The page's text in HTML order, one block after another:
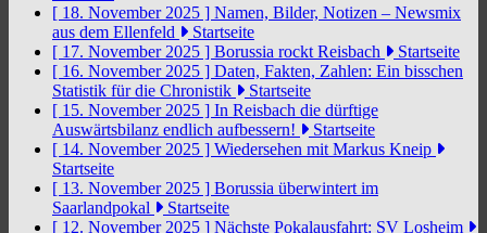
[ 18. November 2025 ] Namen, Bilder, Notizen – Newsmix
aus dem Ellenfeld
Startseite
[ 17. November 2025 ] Borussia rockt Reisbach
Startseite
[ 16. November 2025 ] Daten, Fakten, Zahlen: Ein bisschen
Statistik für die Chronistik
Startseite
[ 15. November 2025 ] In Reisbach die dürftige
Auswärtsbilanz endlich aufbessern!
Startseite
[ 14. November 2025 ] Wiedersehen mit Markus Kneip
Startseite
[ 13. November 2025 ] Borussia überwintert im
Saarlandpokal
Startseite
[ 12. November 2025 ] Nächste Pokalausfahrt: SV Losheim